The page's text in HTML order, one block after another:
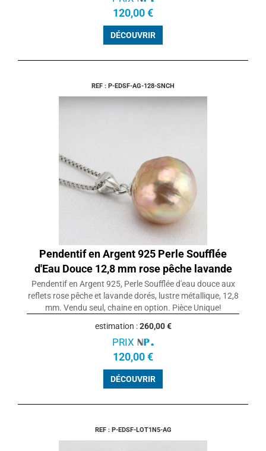
120,00 €
DÉCOUVRIR
REF : P-EDSF-AG-128-SNCH
Pendentif en Argent 925 Perle Soufflée
d'Eau Douce 12,8 mm rose pêche lavande
Pendentif en Argent 925, Perle Soufflée d'eau douce aux
reflets rose pêche et lavande dorés, lustre métallique, 12,8
mm. Vendu seul, chaine en option. Pièce Unique!
estimation :260,00 €
PRIX
120,00 €
DÉCOUVRIR
REF : P-EDSF-LOT1N5-AG